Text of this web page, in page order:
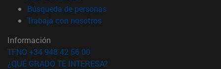
Búsqueda de personas(abre en nueva ventana)
Trabaja con nosotros(abre en nueva ventana)
Información
TFNO +34 948 42 56 00
¿QUÉ GRADO TE INTERESA?